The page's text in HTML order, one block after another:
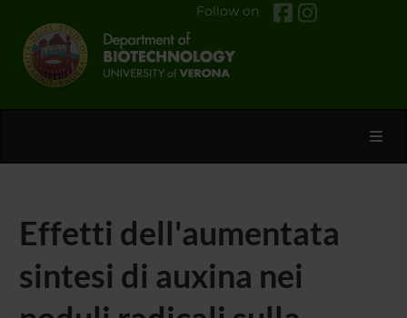
Follow on
Effetti dell'aumentata
sintesi di auxina nei